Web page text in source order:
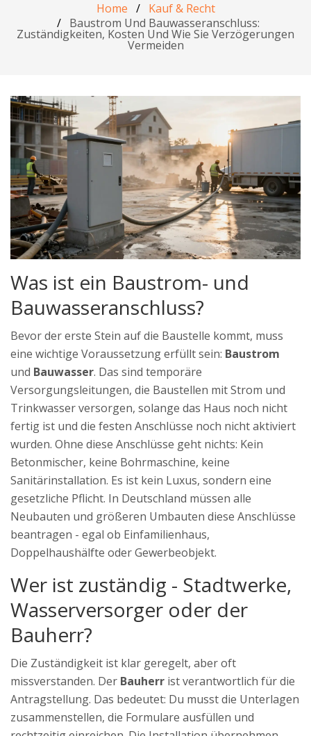
Home
Kauf & Recht
Baustrom Und Bauwasseranschluss:
Zuständigkeiten, Kosten Und Wie Sie Verzögerungen
Vermeiden
Was ist ein Baustrom- und
Bauwasseranschluss?
Bevor der erste Stein auf die Baustelle kommt, muss
eine wichtige Voraussetzung erfüllt sein: Baustrom
und Bauwasser. Das sind temporäre
Versorgungsleitungen, die Baustellen mit Strom und
Trinkwasser versorgen, solange das Haus noch nicht
fertig ist und die festen Anschlüsse noch nicht aktiviert
wurden. Ohne diese Anschlüsse geht nichts: Kein
Betonmischer, keine Bohrmaschine, keine
Sanitärinstallation. Es ist kein Luxus, sondern eine
gesetzliche Pflicht. In Deutschland müssen alle
Neubauten und größeren Umbauten diese Anschlüsse
beantragen - egal ob Einfamilienhaus,
Doppelhaushälfte oder Gewerbeobjekt.
Wer ist zuständig - Stadtwerke,
Wasserversorger oder der
Bauherr?
Die Zuständigkeit ist klar geregelt, aber oft
missverstanden. Der Bauherr ist verantwortlich für die
Antragstellung. Das bedeutet: Du musst die Unterlagen
zusammenstellen, die Formulare ausfüllen und